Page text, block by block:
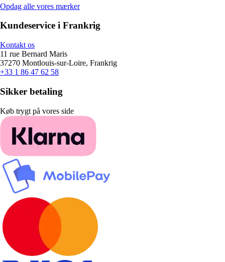
Opdag alle vores mærker
Kundeservice i Frankrig
Kontakt os
11 rue Bernard Maris
37270 Montlouis-sur-Loire, Frankrig
+33 1 86 47 62 58
Sikker betaling
Køb trygt på vores side